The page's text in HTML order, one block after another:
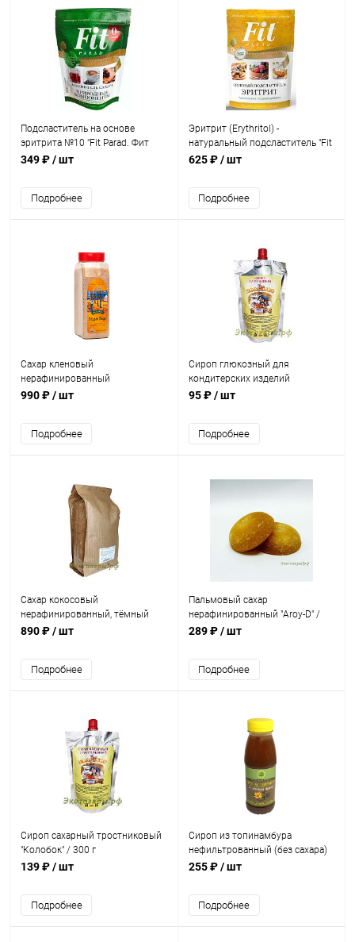
Подсластитель на основе
эритрита №10 "Fit Parad. Фит
Парад" / 150 г
349 ₽/ шт
Подробнее
Эритрит (Erythritol) -
натуральный подсластитель "Fit
Parad. Фитпарад" / 400 г
625 ₽/ шт
Подробнее
Сахар кленовый
нерафинированный
(органический) "Coombs Family
990 ₽/ шт
Подробнее
Сироп глюкозный для
кондитерских изделий
"Колобок" / 300 г
95 ₽/ шт
Подробнее
Сахар кокосовый
нерафинированный, тёмный
(Индонезия) / 1 кг
890 ₽/ шт
Подробнее
Пальмовый сахар
нерафинированный "Aroy-D" /
454 г
289 ₽/ шт
Подробнее
Сироп сахарный тростниковый
"Колобок" / 300 г
139 ₽/ шт
Подробнее
Сироп из топинамбура
нефильтрованный (без сахара)
"Дары Памира" / 330 г
255 ₽/ шт
Подробнее